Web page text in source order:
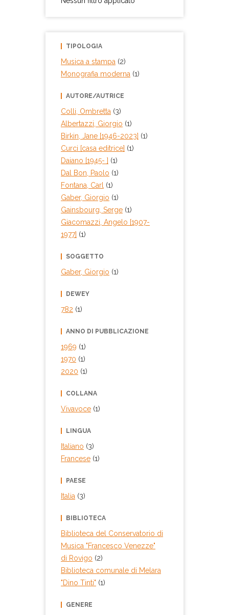
TIPOLOGIA
Musica a stampa (2)
Monografia moderna (1)
AUTORE/AUTRICE
Colli, Ombretta (3)
Albertazzi, Giorgio (1)
Birkin, Jane [1946-2023] (1)
Curci [casa editrice] (1)
Daiano [1945- ] (1)
Dal Bon, Paolo (1)
Fontana, Carl (1)
Gaber, Giorgio (1)
Gainsbourg, Serge (1)
Giacomazzi, Angelo [1907-
1977] (1)
SOGGETTO
Gaber, Giorgio (1)
DEWEY
782 (1)
ANNO DI PUBBLICAZIONE
1969 (1)
1970 (1)
2020 (1)
COLLANA
Vivavoce (1)
LINGUA
Italiano (3)
Francese (1)
PAESE
Italia (3)
BIBLIOTECA
Biblioteca del Conservatorio di
Musica "Francesco Venezze"
di Rovigo (2)
Biblioteca comunale di Melara
"Dino Tinti" (1)
GENERE